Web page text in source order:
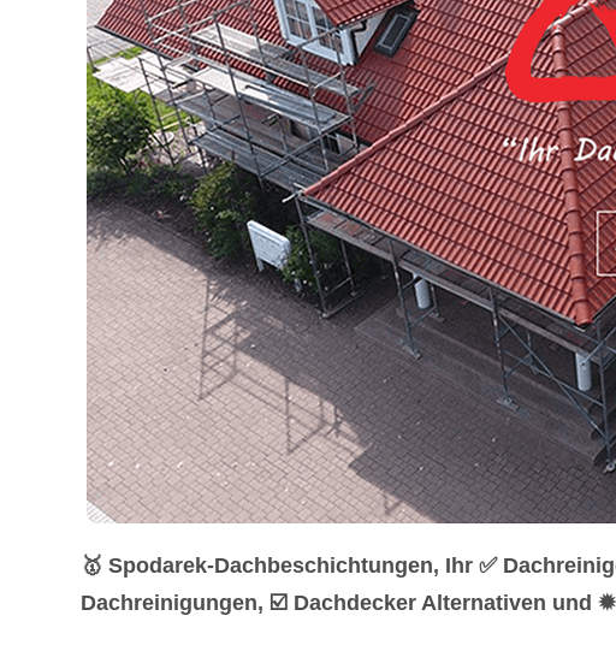
🥇 Spodarek-Dachbeschichtungen, Ihr ✅
Dachreinigungen, ☑️ Dachdecker Alternativen und